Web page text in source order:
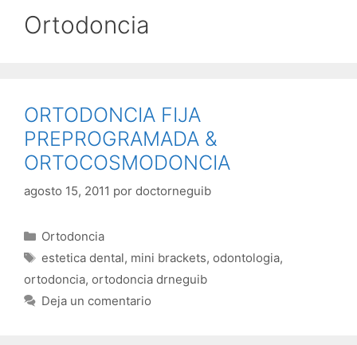
Ortodoncia
ORTODONCIA FIJA
PREPROGRAMADA &
ORTOCOSMODONCIA
agosto 15, 2011 por doctorneguib
Categorías
Ortodoncia
Etiquetas
estetica dental, mini brackets, odontologia,
ortodoncia, ortodoncia drneguib
Deja un comentario